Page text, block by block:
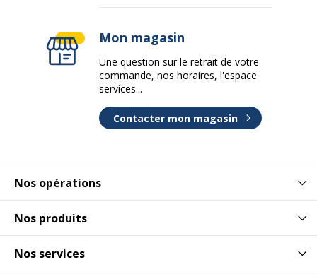
Nos opérations
Nos produits
Nos services
Mon magasin
Une question sur le retrait de votre
commande, nos horaires, l'espace
services...
Contacter mon magasin